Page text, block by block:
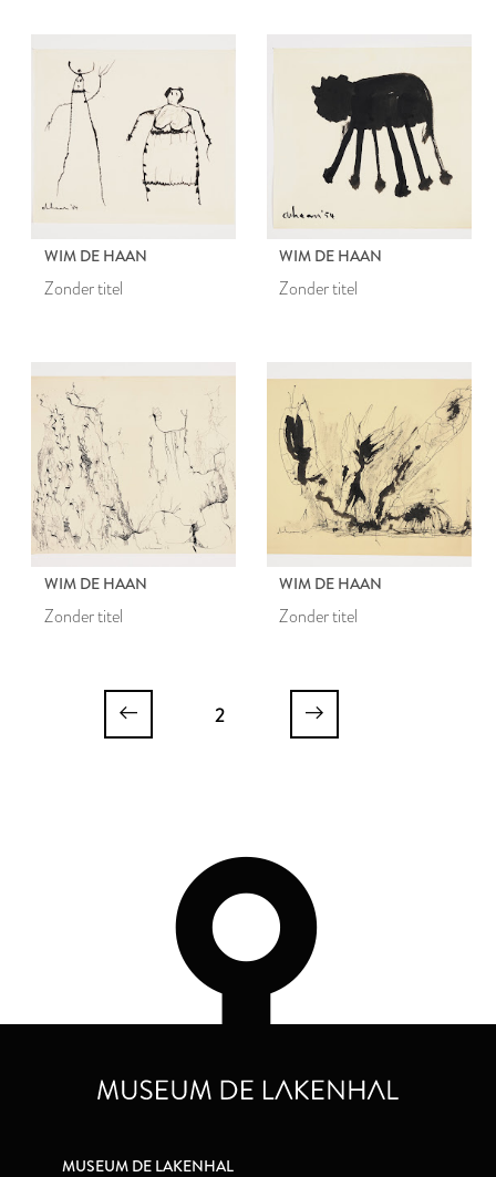
WIM DE HAAN
Zonder titel
WIM DE HAAN
Zonder titel
WIM DE HAAN
Zonder titel
WIM DE HAAN
Zonder titel
2
MUSEUM DE LAKENHAL